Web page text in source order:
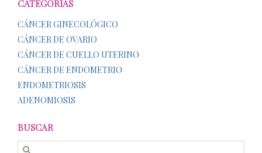
CATEGORÍAS
CÁNCER GINECOLÓGICO
CÁNCER DE OVARIO
CÁNCER DE CUELLO UTERINO
CÁNCER DE ENDOMETRIO
ENDOMETRIOSIS
ADENOMIOSIS
BUSCAR